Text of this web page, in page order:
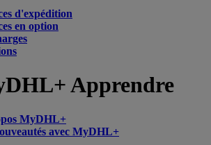
d'expédition
en option
Apprendre
MyDHL+
avec MyDHL+